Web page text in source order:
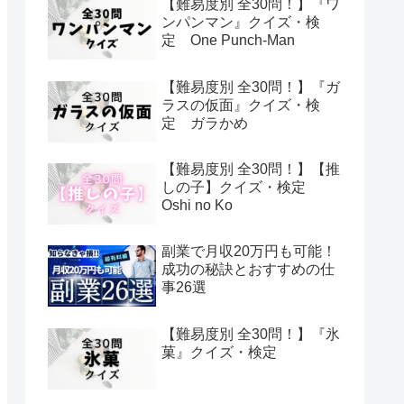
【難易度別 全30問！】『ワ
ンパンマン』クイズ・検
定 One Punch-Man
【難易度別 全30問！】『ガ
ラスの仮面』クイズ・検
定 ガラかめ
【難易度別 全30問！】【推
しの子】クイズ・検定
Oshi no Ko
副業で月収20万円も可能！
成功の秘訣とおすすめの仕
事26選
【難易度別 全30問！】『氷
菓』クイズ・検定